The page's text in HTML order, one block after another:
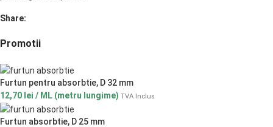
Share:
Promotii
Furtun pentru absorbtie, D 32 mm
12,70 lei / ML (metru lungime) TVA Inclus
Furtun absorbtie, D 25 mm